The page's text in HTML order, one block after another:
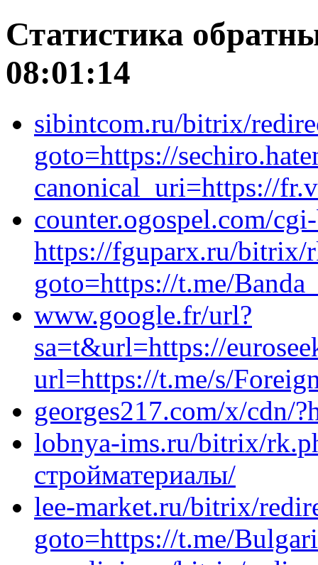
Статистика
08:01:14
sibintcom.ru/bitrix/
goto=https://
canonical_uri=https://
counter.ogospel.com/
https://fguparx.ru/bitrix/
goto=https://t.me/
www.google.fr/url?
sa=t&url=https://
url=https://t.me/s/
georges217.com/x/cdn/
lobnya-ims.ru/bitrix/
стройматериалы/
lee-market.ru/bitrix/
goto=https://t.me/